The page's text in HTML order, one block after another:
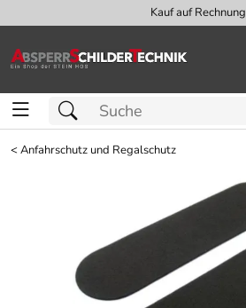
Kauf auf Rechnung
<Anfahrschutz und Regalschutz